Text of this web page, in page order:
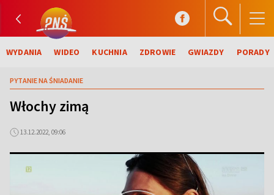
WYDANIA WIDEO KUCHNIA ZDROWIE GWIAZDY PORADY
PYTANIE NA ŚNIADANIE
Włochy zimą
13.12.2022, 09:06